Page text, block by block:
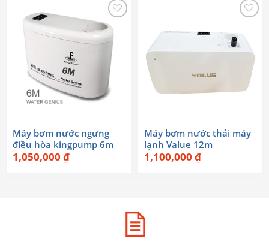
Máy bơm nước ngưng
điều hòa kingpump 6m
1,050,000 ₫
Máy bơm nước thải máy
lạnh Value 12m
1,100,000 ₫